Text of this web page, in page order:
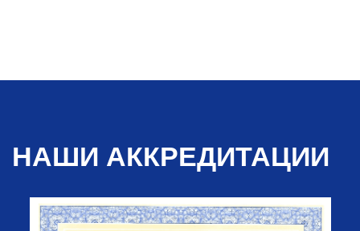
НАШИ АККРЕДИТАЦИИ